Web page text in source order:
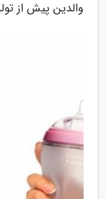
والدین پیش از